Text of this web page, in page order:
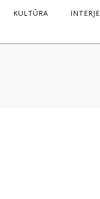
KULTŪRA